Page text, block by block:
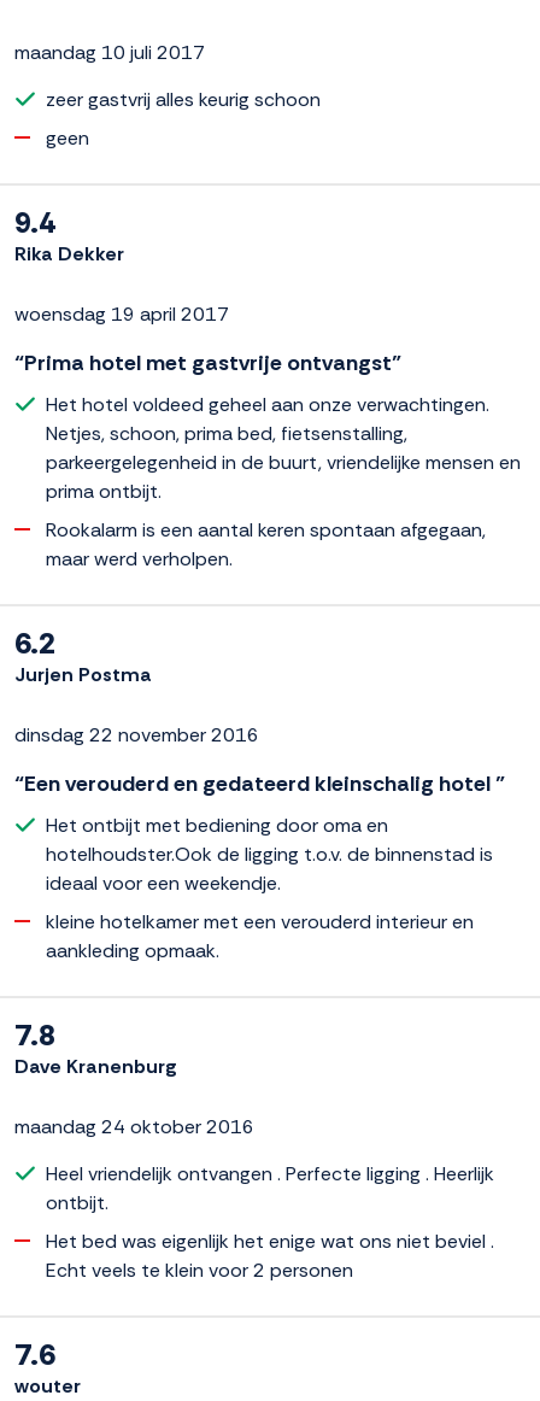
maandag 10 juli 2017
zeer gastvrij alles keurig schoon
geen
9.4
Rika Dekker
woensdag 19 april 2017
“Prima hotel met gastvrije ontvangst”
Het hotel voldeed geheel aan onze verwachtingen.
Netjes, schoon, prima bed, fietsenstalling,
parkeergelegenheid in de buurt, vriendelijke mensen en
prima ontbijt.
Rookalarm is een aantal keren spontaan afgegaan,
maar werd verholpen.
6.2
Jurjen Postma
dinsdag 22 november 2016
“Een verouderd en gedateerd kleinschalig hotel ”
Het ontbijt met bediening door oma en
hotelhoudster.Ook de ligging t.o.v. de binnenstad is
ideaal voor een weekendje.
kleine hotelkamer met een verouderd interieur en
aankleding opmaak.
7.8
Dave Kranenburg
maandag 24 oktober 2016
Heel vriendelijk ontvangen . Perfecte ligging . Heerlijk
ontbijt.
Het bed was eigenlijk het enige wat ons niet beviel .
Echt veels te klein voor 2 personen
7.6
wouter